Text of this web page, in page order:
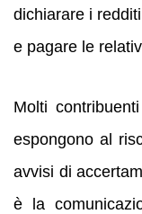
dichiarare i
e pagare le
Molti
espongono al
avvisi di
è la